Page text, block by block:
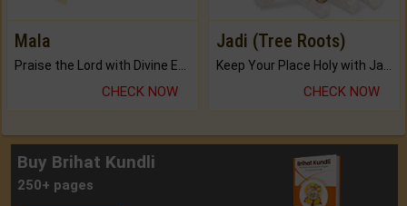
Mala
CHECK NOW
Jadi (Tree Roots)
CHECK NOW
Buy Brihat Kundli
250+ pages